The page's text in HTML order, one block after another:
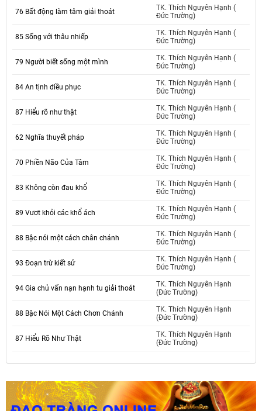
76 Bất động làm tâm giải thoát
TK. Thích Nguyên Hạnh (
Đức Trường)
85 Sống với thâu nhiếp
TK. Thích Nguyên Hạnh (
Đức Trường)
79 Người biết sống một mình
TK. Thích Nguyên Hạnh (
Đức Trường)
84 An tịnh điều phục
TK. Thích Nguyên Hạnh (
Đức Trường)
87 Hiểu rõ như thật
TK. Thích Nguyên Hạnh (
Đức Trường)
62 Nghĩa thuyết pháp
TK. Thích Nguyên Hạnh (
Đức Trường)
70 Phiền Não Của Tâm
TK. Thích Nguyên Hạnh (
Đức Trường)
83 Không còn đau khổ
TK. Thích Nguyên Hạnh (
Đức Trường)
89 Vươt khỏi các khổ ách
TK. Thích Nguyên Hạnh (
Đức Trường)
88 Bậc nói một cách chân chánh
TK. Thích Nguyên Hạnh (
Đức Trường)
93 Đoạn trừ kiết sử
TK. Thích Nguyên Hạnh (
Đức Trường)
94 Gia chủ vấn nạn hạnh tu giải thoát
TK. Thích Nguyên Hạnh
(Đức Trường)
88 Bậc Nói Một Cách Chơn Chánh
TK. Thích Nguyên Hạnh
(Đức Trường)
87 Hiểu Rõ Như Thật
TK. Thích Nguyên Hạnh
(Đức Trường)